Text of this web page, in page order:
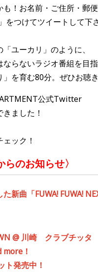
！お名前・ご住所・郵
つけてツイートして下
ユーカリ」のように、
らないラジオ番組を目指
を育む80分。ぜひお聴
公式Twitter
きました！
ック！
らのお知らせ〉
た新曲「FUWA! FUWA!
@ 川崎 クラブチッタ
more ！
ト発売中！